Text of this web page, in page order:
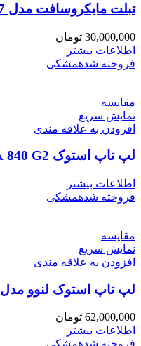
تبلت مایکروسافت مدل Surface Pro 7
30,000,000 تومان
اطلاعات بیشتر
فروخته شدهمشکی
مقايسه
نمایش سریع
افزودن به علاقه مندی
لپ تاپ استوک HP Elitebook 840 G2
اطلاعات بیشتر
فروخته شدهمشکی
مقايسه
نمایش سریع
افزودن به علاقه مندی
لپ تاپ استوک لنوو مدل ThinkPad P1
62,000,000 تومان
اطلاعات بیشتر